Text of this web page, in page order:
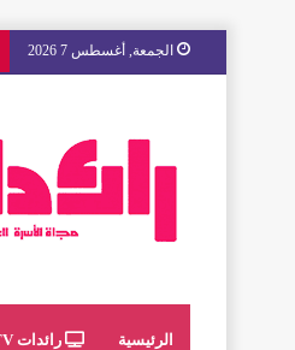
الجمعة, أغسطس 7 2026
الرئيسية رائدات TV